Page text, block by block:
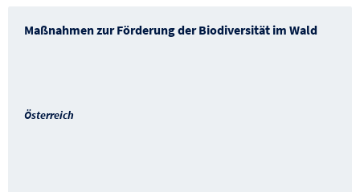
Maßnahmen zur Förderung der Biodiversität im Wald
Österreich